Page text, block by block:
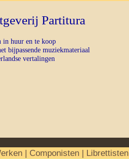
Partitura
in huur en te koop
bijpassende muziekmateriaal
vertalingen
| Componisten | Librettisten